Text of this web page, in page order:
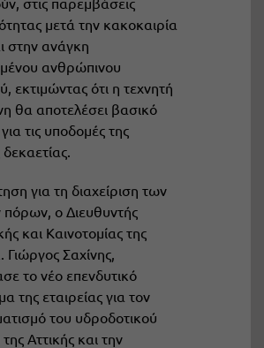
μετά την κακοκαιρία
στην ανάγκη
ανθρώπινου
εκτιμώντας ότι η τεχνητή
θα αποτελέσει βασικό
τις υποδομές της
για τη διαχείριση των
πόρων, ο Διευθυντής
και Καινοτομίας της
Σαχίνης,
το νέο επενδυτικό
της εταιρείας για τον
του υδροδοτικού
Αττικής και την